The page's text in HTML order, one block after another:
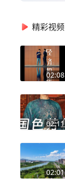
精彩视频
02:08
02:11
02:01